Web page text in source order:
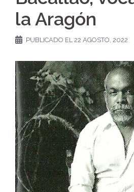
la Aragón
PUBLICADO EL22 AGOSTO, 2022